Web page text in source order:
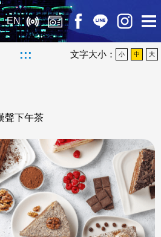
EN
::: 文字大小： 小 中 大
聲下午茶